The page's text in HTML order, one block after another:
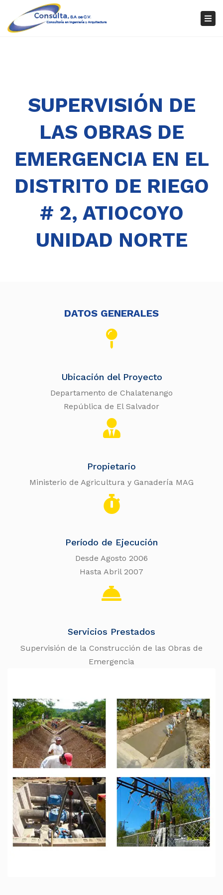
SUPERVISIÓN DE
LAS OBRAS DE
EMERGENCIA EN EL
DISTRITO DE RIEGO
# 2, ATIOCOYO
UNIDAD NORTE
DATOS GENERALES
Ubicación del Proyecto
Departamento de Chalatenango
República de El Salvador
Propietario
Ministerio de Agricultura y Ganadería MAG
Período de Ejecución
Desde Agosto 2006
Hasta Abril 2007
Servicios Prestados
Supervisión de la Construcción de las Obras de
Emergencia